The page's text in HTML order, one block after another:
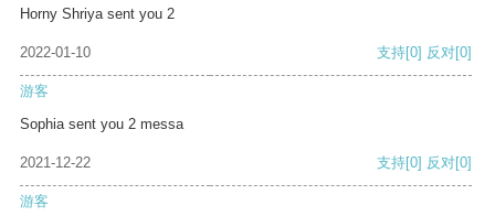
Horny Shriya sent you 2
2022-01-10 支持[0] 反对[0]
游客
Sophia sent you 2 messa
2021-12-22 支持[0] 反对[0]
游客